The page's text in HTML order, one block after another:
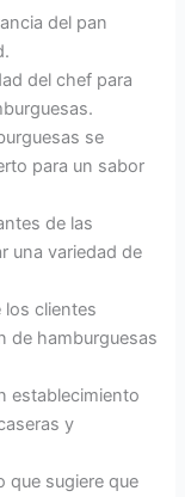
del pan
del chef para
se
para un sabor
de las
una variedad de
los clientes
de hamburguesas
establecimiento
y
que sugiere que